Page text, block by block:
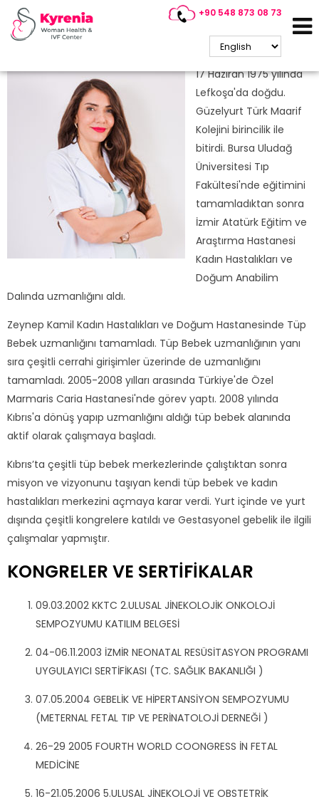
+90 548 873 08 73
Op.Dr. Verda Tunçbilek
Kadın Doğum ~ Tüp Bebek Uzmanı
17 Haziran 1975 yılında
Lefkoşa'da doğdu.
Güzelyurt Türk Maarif
Kolejini birincilik ile
bitirdi. Bursa Uludağ
Üniversitesi Tıp
Fakültesi'nde eğitimini
tamamladıktan sonra
İzmir Atatürk Eğitim ve
Araştırma Hastanesi
Kadın Hastalıkları ve
Doğum Anabilim
Dalında uzmanlığını aldı.
Zeynep Kamil Kadın Hastalıkları ve Doğum Hastanesinde Tüp
Bebek uzmanlığını tamamladı. Tüp Bebek uzmanlığının yanı
sıra çeşitli cerrahi girişimler üzerinde de uzmanlığını
tamamladı. 2005-2008 yılları arasında Türkiye'de Özel
Marmaris Caria Hastanesi'nde görev yaptı. 2008 yılında
Kıbrıs'a dönüş yapıp uzmanlığını aldığı tüp bebek alanında
aktif olarak çalışmaya başladı.
Kıbrıs’ta çeşitli tüp bebek merkezlerinde çalıştıktan sonra
misyon ve vizyonunu taşıyan kendi tüp bebek ve kadın
hastalıkları merkezini açmaya karar verdi. Yurt içinde ve yurt
dışında çeşitli kongrelere katıldı ve Gestasyonel gebelik ile ilgili
çalışmalar yapmıştır.
KONGRELER VE SERTİFİKALAR
09.03.2002 KKTC 2.ULUSAL JİNEKOLOJİK ONKOLOJİ
SEMPOZYUMU KATILIM BELGESİ
04-06.11.2003 İZMİR NEONATAL RESÜSİTASYON PROGRAMI
UYGULAYICI SERTİFİKASI (TC. SAĞLIK BAKANLIĞI )
07.05.2004 GEBELİK VE HİPERTANSİYON SEMPOZYUMU
(METERNAL FETAL TIP VE PERİNATOLOJİ DERNEĞİ )
26-29 2005 FOURTH WORLD COONGRESS İN FETAL
MEDİCİNE
16-21.05.2006 5.ULUSAL JİNEKOLOJİ VE OBSTETRİK